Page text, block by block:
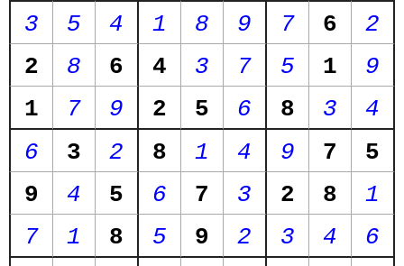
3 5 4 1 8 9 7 6
2
2
8 6 4 3 7 5 1
9
1
7 9 2 5 6 8 3
4
6
3 2 8 1 4 9 7
5
9
4 5 6 7 3 2 8
1
7
1 8 5 9 2 3 4
6